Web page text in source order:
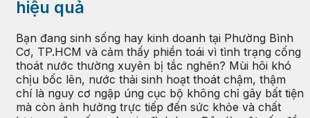
hiệu quả
Bạn đang sinh sống hay kinh doanh tại Phường Bình
Cơ, TP.HCM và cảm thấy phiền toái vì tình trạng cống
thoát nước thường xuyên bị tắc nghẽn? Mùi hôi khó
chịu bốc lên, nước thải sinh hoạt thoát chậm, thậm
chí là nguy cơ ngập úng cục bộ không chỉ gây bất tiện
mà còn ảnh hưởng trực tiếp đến sức khỏe và chất